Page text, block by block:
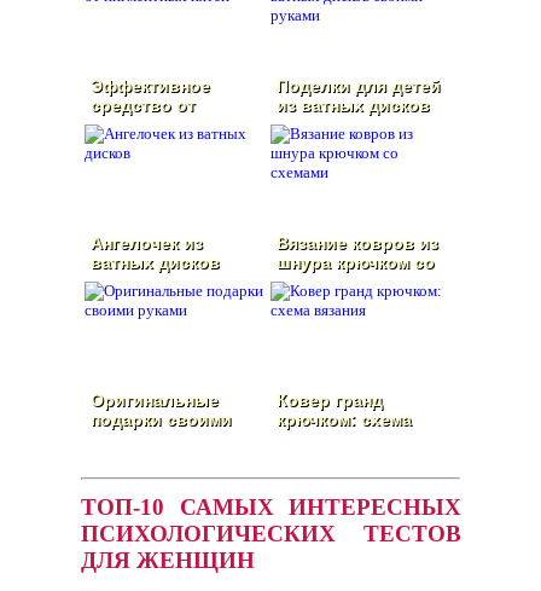
Эффективное
средство от
пигментных пятен
Поделки для детей
из ватных дисков
своими руками
Ангелочек из
ватных дисков
Вязание ковров из
шнура крючком со
схемами
Оригинальные
подарки своими
Ковер гранд
крючком: схема
ТОП-10 САМЫХ ИНТЕРЕСНЫХ
ПСИХОЛОГИЧЕСКИХ ТЕСТОВ
ДЛЯ ЖЕНЩИН